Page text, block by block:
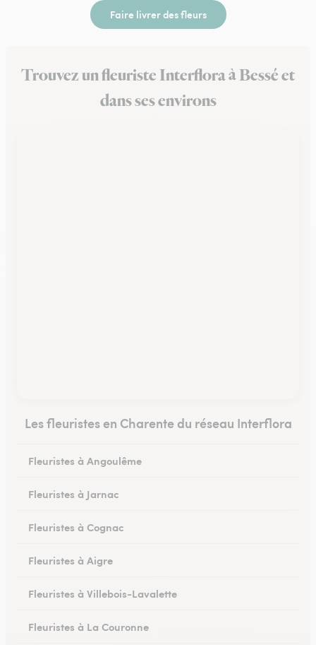
Faire livrer des fleurs
Trouvez un fleuriste Interflora à Bessé et
dans ses environs
Les fleuristes en Charente du réseau Interflora
Fleuristes à Angoulême
Fleuristes à Jarnac
Fleuristes à Cognac
Fleuristes à Aigre
Fleuristes à Villebois-Lavalette
Fleuristes à La Couronne